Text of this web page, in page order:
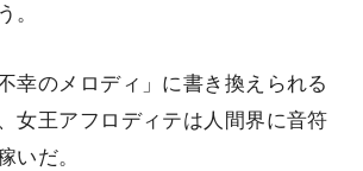
。
幸のメロディ」に書き換えられる
女王アフロディテは人間界に音符
いだ。